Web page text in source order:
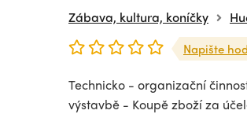
Zábava, kultura, koníčky
Napište
Technicko - organizační
výstavbě - Koupě zboží za